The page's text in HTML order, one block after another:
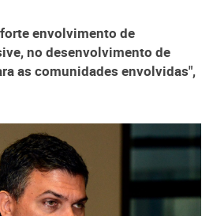
envolvimento de
no desenvolvimento de
as comunidades envolvidas",